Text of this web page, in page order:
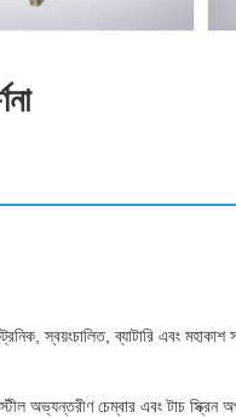
স্বয়ংচালিত, ব্যাটারি এবং
অভ্যন্তরীণ চেম্বার এবং টাচ